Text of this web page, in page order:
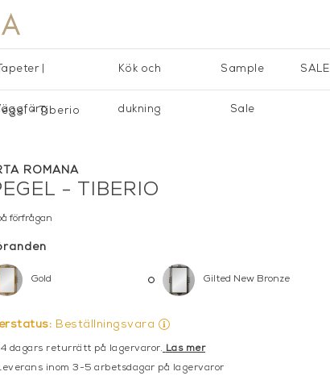
Tapeter | Kök och
dukning
Sample
Sale
SALE
- Tiberio
ROMANA
- TIBERIO
förfrågan
Gold Gilted New Bronze
Beställningsvara
dagars returrätt på lagervaror. Läs mer
inom 3-5 arbetsdagar på lagervaror